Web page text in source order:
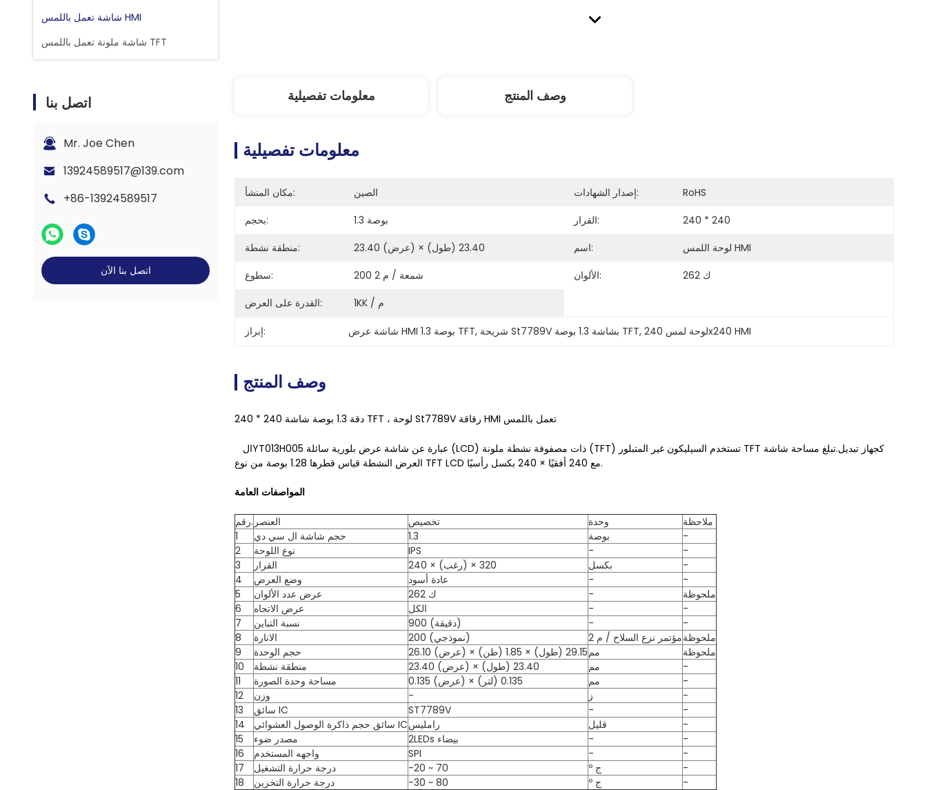
شاشة تعمل باللمس HMI
شاشة ملونة تعمل باللمس TFT
اتصل بنا
Mr. Joe Chen
13924589517@139.com
+86-13924589517
اتصل بنا الآن
معلومات تفصيلية وصف المنتج
معلومات تفصيلية
مكان المنشأ: الصين إصدار الشهادات:
RoHS
بحجم:
1.3 بوصة القرار:
240 * 240
منطقة نشطة:
23.40 (عرض) × 23.40 (طول) اسم:
لوحة اللمس HMI
سطوع:
200 شمعة / م 2 الألوان:
262 ك
القدرة على العرض:
1KK / م
إبراز: شاشة عرض HMI 1.3 بوصة TFT, شريحة St7789V بشاشة 1.3 بوصة TFT, لوحة لمس 240x240 HMI
وصف المنتج
240 * 240 دقة 1.3 بوصة شاشة TFT ، لوحة St7789V رقاقة HMI تعمل باللمس
الYT013H005 عبارة عن شاشة عرض بلورية سائلة (LCD) ذات مصفوفة نشطة ملونة (TFT) تستخدم السيليكون غير المتبلور TFT كجهاز تبديل.تبلغ مساحة شاشة
العرض النشطة قياس قطرها 1.28 بوصة من نوع TFT LCD مع 240 أفقيًا × 240 بكسل رأسيًا.
المواصفات العامة
رقم. العنصر تخصيص وحدة
ملاحظة
1
حجم شاشة ال سي دي 1.3 بوصة
-
2
نوع اللوحة IPS -
-
3
القرار 240 × (رغب) × 320 بكسل
-
4
وضع العرض عادة أسود -
-
5
عرض عدد الألوان 262 ك -
ملحوظة
6
عرض الاتجاه الكل -
-
7
نسبة التباين 900 (دقيقة) -
-
8
الانارة 200 (نموذجي) مؤتمر نزع السلاح / م 2ملحوظة
9
حجم الوحدة 26.10 (عرض) × 29.15 (طول) × 1.85 (طن)مم
ملحوظة
10
منطقة نشطة 23.40 (عرض) × 23.40 (طول) مم
-
11
مساحة وحدة الصورة 0.135 (عرض) × 0.135 (لتر) مم
-
12
وزن - ز
-
13
سائق IC ST7789V -
-
14
سائق حجم ذاكرة الوصول العشوائي ICرامليس قليل
-
15
مصدر ضوء 2LEDs بيضاء -
-
16
واجهه المستخدم SPI -
-
17
درجة حرارة التشغيل -20 ~ 70 º ج
-
18
درجة حرارة التخزين -30 ~ 80 º ج -